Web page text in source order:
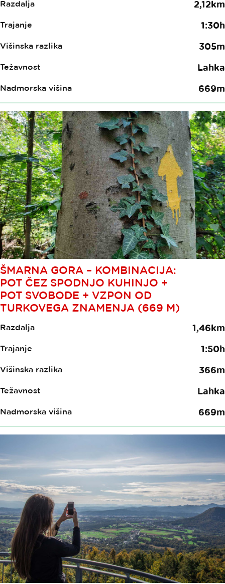
Razdalja 2,12km
Trajanje 1:30h
Višinska razlika 305m
Težavnost Lahka
Nadmorska višina 669m
ŠMARNA GORA – KOMBINACIJA:
POT ČEZ SPODNJO KUHINJO +
POT SVOBODE + VZPON OD
TURKOVEGA ZNAMENJA (669 M)
Razdalja 1,46km
Trajanje 1:50h
Višinska razlika 366m
Težavnost Lahka
Nadmorska višina 669m